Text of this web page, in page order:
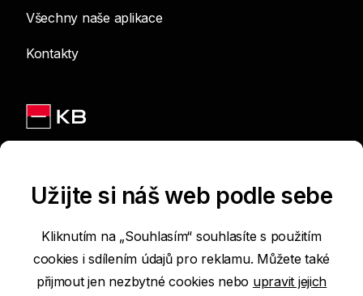
Všechny naše aplikace
Kontakty
Podmínky používání internetových stránek
Užijte si náš web podle sebe
Kliknutím na „Souhlasím“ souhlasíte s použitím
cookies i sdílením údajů pro reklamu. Můžete také
přijmout jen nezbytné cookies nebo upravit jejich